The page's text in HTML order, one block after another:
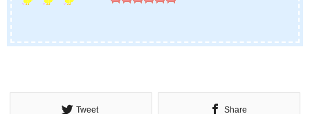
Tweet Share